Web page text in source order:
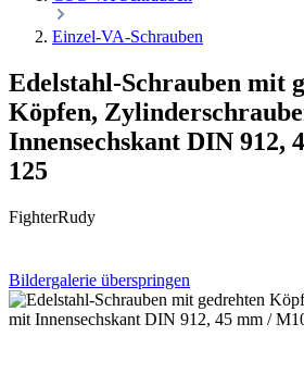
Einzel-VA-Schrauben
Edelstahl-Schrauben mit
Köpfen,
Innensechskant DIN 912,
125
FighterRudy
Bildergalerie überspringen